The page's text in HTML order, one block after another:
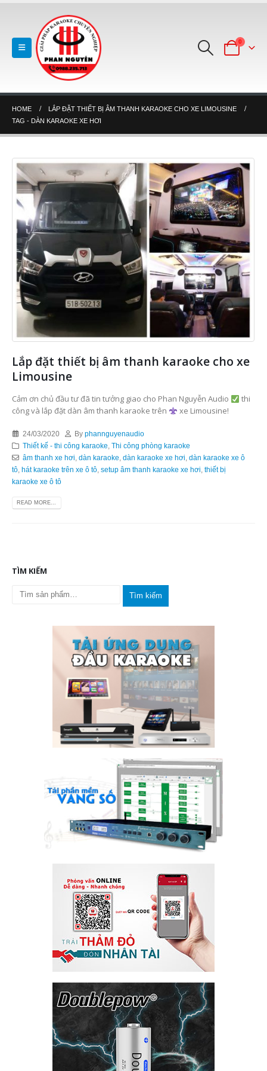
0
HOME
LẮP ĐẶT THIẾT BỊ ÂM THANH KARAOKE CHO XE LIMOUSINE
TAG - DÀN KARAOKE XE HƠI
Lắp đặt thiết bị âm thanh karaoke cho xe
Limousine
Cảm ơn chủ đầu tư đã tin tưởng giao cho Phan Nguyễn Audio
thi
công và lắp đặt dàn âm thanh karaoke trên
xe Limousine!
24/03/2020 Byphannguyenaudio
Thiết kế - thi công karaoke Thi công phòng karaoke
âm thanh xe hơi dàn karaoke dàn karaoke xe hơi dàn karaoke xe ô
tô hát karaoke trên xe ô tô setup âm thanh karaoke xe hơi thiết bị
karaoke xe ô tô
READ MORE...
TÌM KIẾM
Tìm kiếm